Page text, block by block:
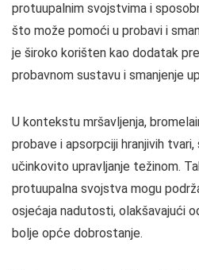
protuupalnim svojstvima i
što može pomoći u probavi i
je široko korišten kao dodatak
probavnom sustavu i smanjenje
U kontekstu mršavljenja,
probave i apsorpciji hranjivih
učinkovito upravljanje težinom.
protuupalna svojstva mogu
osjećaja nadutosti, olakšavajući
bolje opće dobrostanje.